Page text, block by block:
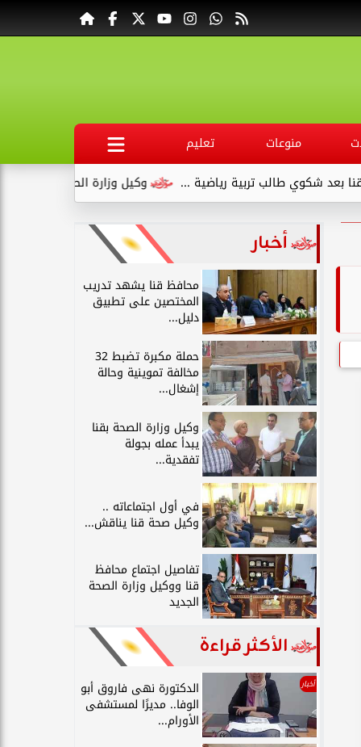
منوعات
تعليم
وكيل وزارة الصحة بقنا يبدأ عمله بجولة تفقدية
رياضية ...
أخبار
محافظ قنا يشهد تدريب
المختصين على تطبيق
دليل...
حملة مكبرة تضبط 32
مخالفة تموينية وحالة
إشغال...
وكيل وزارة الصحة بقنا
يبدأ عمله بجولة
تفقدية...
في أول اجتماعاته ..
وكيل صحة قنا يناقش...
تفاصيل اجتماع محافظ
قنا ووكيل وزارة الصحة
الجديد
الأكثر قراءة
أخبار الدكتورة نهى فاروق أبو
الوفا.. مديرًا لمستشفى
الأورام...